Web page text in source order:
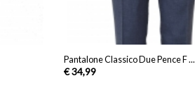
Pantalone Classico Due Pence F ...
€ 34,99